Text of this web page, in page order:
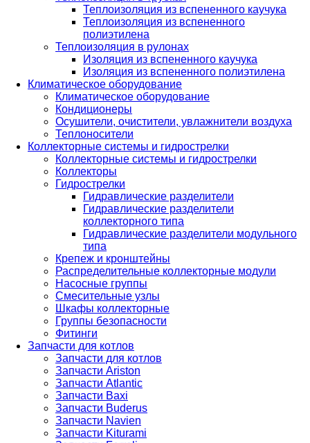
Теплоизоляция из вспененного каучука
Теплоизоляция из вспененного
полиэтилена
Теплоизоляция в рулонах
Изоляция из вспененного каучука
Изоляция из вспененного полиэтилена
Климатическое оборудование
Климатическое оборудование
Кондиционеры
Осушители, очистители, увлажнители воздуха
Теплоносители
Коллекторные системы и гидрострелки
Коллекторные системы и гидрострелки
Коллекторы
Гидрострелки
Гидравлические разделители
Гидравлические разделители
коллекторного типа
Гидравлические разделители модульного
типа
Крепеж и кронштейны
Распределительные коллекторные модули
Насосные группы
Смесительные узлы
Шкафы коллекторные
Группы безопасности
Фитинги
Запчасти для котлов
Запчасти для котлов
Запчасти Ariston
Запчасти Atlantic
Запчасти Baxi
Запчасти Buderus
Запчасти Navien
Запчасти Kiturami